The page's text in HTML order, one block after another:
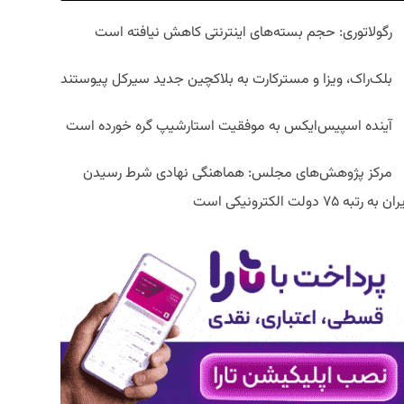
رگولاتوری: حجم بسته‌های اینترنتی کاهش نیافته است
بلک‌راک، ویزا و مسترکارت به بلاکچین جدید سیرکل پیوستند
آینده اسپیس‌ایکس به موفقیت استارشیپ گره خورده است
مرکز پژوهش‌های مجلس: هماهنگی نهادی شرط رسیدن
به رتبه ۷۵ دولت الکترونیکی است